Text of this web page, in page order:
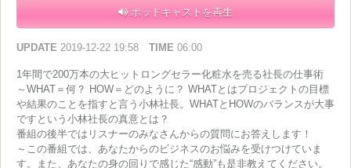
ポッドキャストを再生
UPDATE 2019-12-22 19:58 TIME 06:00
1年間で200万本の大ヒットロングセラー化粧水を売る社長の仕事術
～WHAT＝何？ HOW＝どのように？ WHATとはプロジェクトの目標
や結果のことを指すと言う小林社長。WHATとHOWのバランスが大事
ですという小林社長の真意とは？
番組の後半ではリスナーのみなさんからの質問にお答えします！
～この番組では、あなたからのビジネスのお悩みを受けつけていま
す。また、あなたの身の回りで感じた“感動”も是非教えてください。